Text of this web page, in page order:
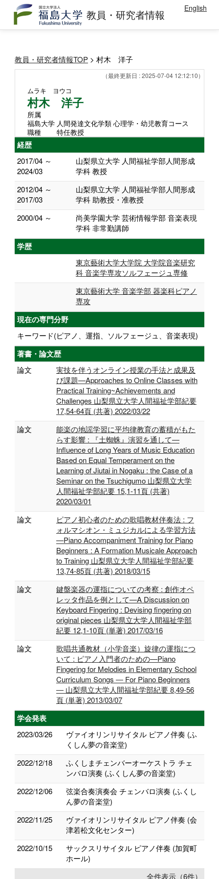
教員・研究者情報 English
教員・研究者情報TOP > 村木 洋子
（最終更新日 : 2025-07-04 12:12:10）
ムラキ ヨウコ
村木 洋子
所属
福島大学 人間発達文化学類 心理学・幼児教育コース
職種
特任教授
経歴
2017/04 ～
2024/03
山梨県立大学 人間福祉学部人間形成
学科 教授
2012/04 ～
2017/03
山梨県立大学 人間福祉学部人間形成
学科 助教授・准教授
2000/04 ～
尚美学園大学 芸術情報学部 音楽表現
学科 非常勤講師
学歴
東京藝術大学大学院 大学院音楽研究
科 音楽学専攻ソルフェージュ専修
東京藝術大学 音楽学部 器楽科ピアノ
専攻
現在の専門分野
キーワード(ピアノ、運指、ソルフェージュ、音楽表現)
著書・論文歴
論文
実技を伴うオンライン授業の手法と成果及
び課題—Approaches to Online Classes with
Practical Training~Achievements and
Challenges 山梨県立大学人間福祉学部紀要
17,54-64頁 (共著) 2022/03/22
論文
能楽の地謡学習に平均律教育の蓄積がもた
らす影響 : 『土蜘蛛』演習を通して—
Influence of Long Years of Music Education
Based on Equal Temperament on the
Learning of Jiutai in Nogaku : the Case of a
Seminar on the Tsuchigumo 山梨県立大学
人間福祉学部紀要 15,1-11頁 (共著)
2020/03/01
論文
ピアノ初心者のための歌唱教材伴奏法 : フ
ォルマシオン・ミュジカルによる学習方法
—Piano Accompaniment Training for Piano
Beginners : A Formation Musicale Approach
to Training 山梨県立大学人間福祉学部紀要
13,74-85頁 (共著) 2018/03/15
論文
鍵盤楽器の運指についての考察 : 創作オペ
レッタ作品を例として—A Discussion on
Keyboard Fingering : Devising fingering on
original pieces 山梨県立大学人間福祉学部
紀要 12,1-10頁 (単著) 2017/03/16
論文
歌唱共通教材（小学音楽）旋律の運指につ
いて : ピアノ入門者のための—Piano
Fingering for Melodies in Elementary School
Curriculum Songs ― For Piano Beginners
― 山梨県立大学人間福祉学部紀要 8,49-56
頁 (単著) 2013/03/07
学会発表
2023/03/26
ヴァイオリンリサイタル ピアノ伴奏 (ふ
くしん夢の音楽堂)
2022/12/18
ふくしまチェンバーオーケストラ チェ
ンバロ演奏 (ふくしん夢の音楽堂)
2022/12/06
弦楽合奏演奏会 チェンバロ演奏 (ふくし
ん夢の音楽堂)
2022/11/25
ヴァイオリンリサイタル ピアノ伴奏 (会
津若松文化センター)
2022/10/15
サックスリサイタル ピアノ伴奏 (加賀町
ホール)
全件表示（6件）